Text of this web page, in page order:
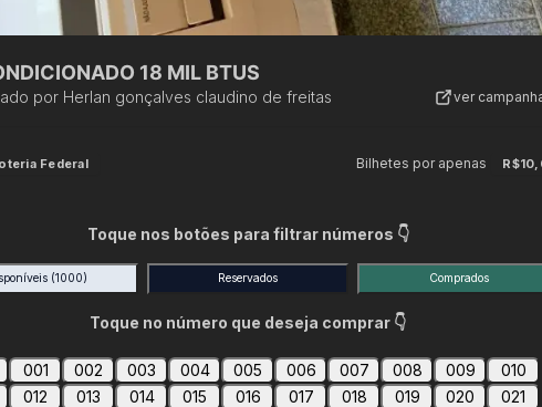
18 MIL BTUS
por Herlan gonçalves claudino de freitas ver
Federal Bilhetes por apenas
Toque nos botões para filtrar números 👇
(1000) Reservados Comprados
Toque no número que deseja comprar 👇
001 002 003 004 005 006 007 008 009
010
012
013 014 015 016 017 018 019 020
021